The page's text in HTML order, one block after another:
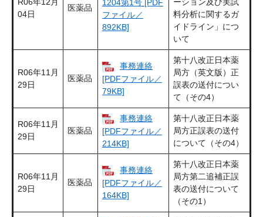
R06年12月
04日
医薬品
1204第1号 [PDF
ファイル／
892KB]
ーション及び実試
料分析に関するガ
イドライン」につ
いて
R06年11月
29日
医薬品
事務連絡
[PDFファイル／
79KB]
第十八改正日本薬
局方（英文版）正
誤表の送付につい
て（その4）
R06年11月
29日
医薬品
事務連絡
[PDFファイル／
214KB]
第十八改正日本薬
局方正誤表の送付
について（その4）
R06年11月
29日
医薬品
事務連絡
[PDFファイル／
164KB]
第十八改正日本薬
局方第二追補正誤
表の送付について
（その1）